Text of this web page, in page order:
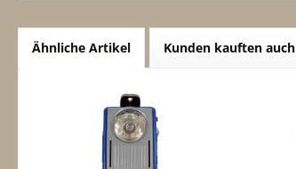
Ähnliche Artikel Kunden kauften auch